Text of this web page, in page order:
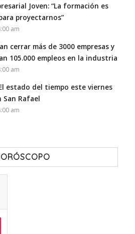
Joven: “La formación es
proyectarnos”
am
cerrar más de 3000 empresas y
105.000 empleos en la industria
am
El estado del tiempo este viernes
Rafael
am